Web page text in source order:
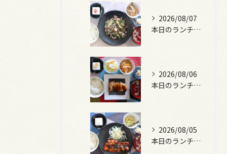
2026/08/07
本日のランチは、黒毛和牛のチャプチェ！
2026/08/06
本日のランチは、照焼きチキン！
2026/08/05
本日のランチは、ロース豚カツ梅はさみ！